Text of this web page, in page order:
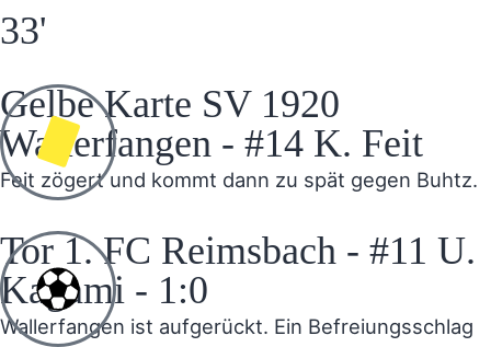
33'
Gelbe Karte SV 1920
Wallerfangen - #14 K. Feit
Feit zögert und kommt dann zu spät gegen Buhtz.
Tor 1. FC Reimsbach - #11 U.
Kagami - 1:0
Wallerfangen ist aufgerückt. Ein Befreiungsschlag